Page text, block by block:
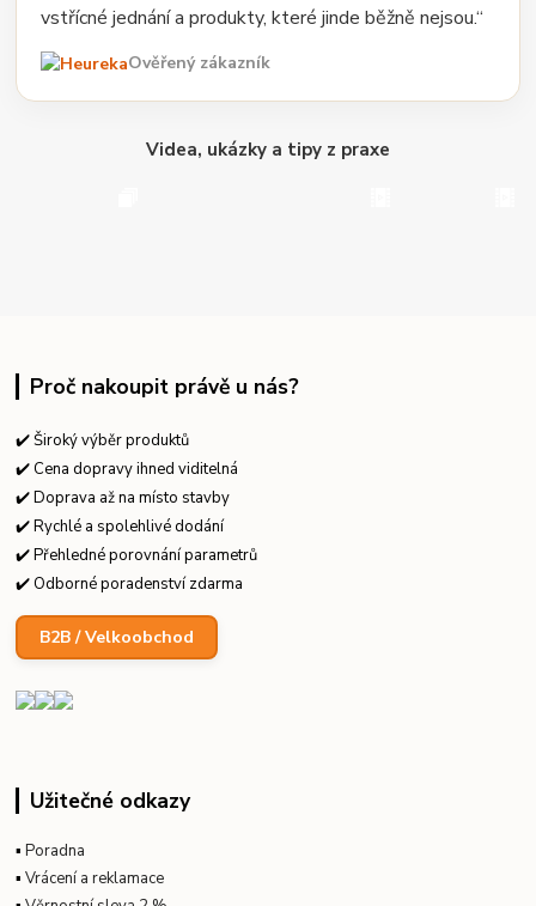
vstřícné jednání a produkty, které jinde běžně nejsou.“
Ověřený zákazník
Videa, ukázky a tipy z praxe
Proč nakoupit právě u nás?
✔️ Široký výběr produktů
✔️ Cena dopravy ihned viditelná
✔️ Doprava až na místo stavby
✔️ Rychlé a spolehlivé dodání
✔️ Přehledné porovnání parametrů
✔️ Odborné poradenství zdarma
B2B / Velkoobchod
Užitečné odkazy
▪Poradna
▪Vrácení a reklamace